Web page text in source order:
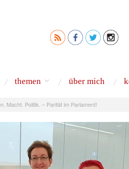
themen über mich
Macht. Politik. – Parität im Parlament!